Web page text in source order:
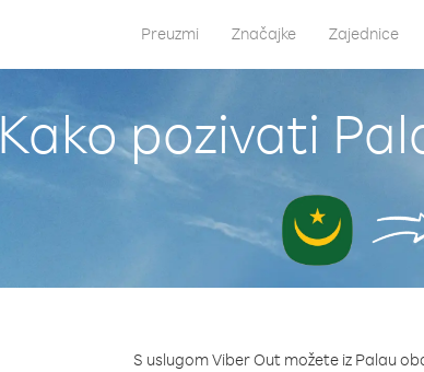
Preuzmi Značajke Zajednice
Kako pozivati
S uslugom Viber Out možete iz Palau